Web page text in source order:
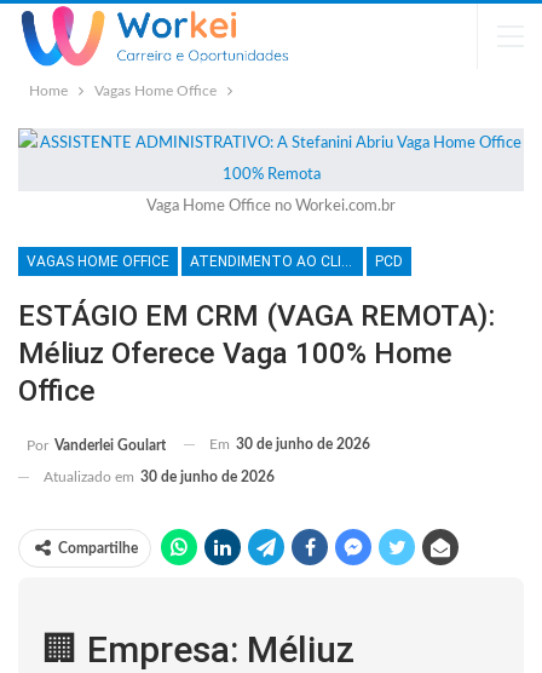
Home Vagas Home Office
Vaga Home Office no Workei.com.br
VAGAS HOME OFFICE ATENDIMENTO AO CLIENTE PCD
ESTÁGIO EM CRM (VAGA REMOTA):
Méliuz Oferece Vaga 100% Home
Office
Por Vanderlei Goulart Em 30 de junho de 2026
Atualizado em 30 de junho de 2026
Compartilhe
🏢 Empresa: Méliuz